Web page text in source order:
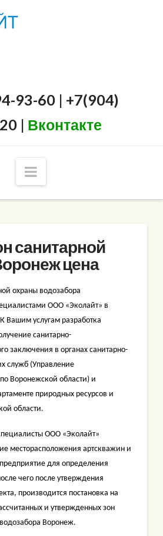
93-60 | +7(904)
| Вконтакте
Navigation
санитарной
цена
охраны водозабора
ООО «Эколайт» в
Вашим услугам разработка
санитарно-
заключения в органах санитарно-
служб (Управление
Воронежской области) и
природных ресурсов и
области.
ООО «Эколайт»
месторасположения артскважин и
для определения
чего после утверждения
производится постановка на
и утвержденных зон
Воронеж.